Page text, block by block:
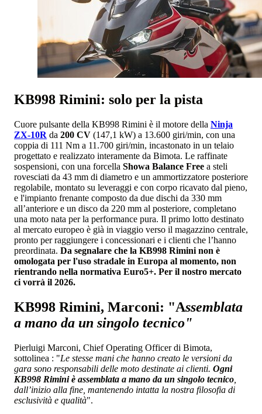
KB998 Rimini: solo per la pista
Cuore pulsante della KB998 Rimini è il motore della Ninja
ZX-10R da 200 CV (147,1 kW) a 13.600 giri/min, con una
coppia di 111 Nm a 11.700 giri/min, incastonato in un telaio
progettato e realizzato interamente da Bimota. Le raffinate
sospensioni, con una forcella Showa Balance Free a steli
rovesciati da 43 mm di diametro e un ammortizzatore posteriore
regolabile, montato su leveraggi e con corpo ricavato dal pieno,
e l'impianto frenante composto da due dischi da 330 mm
all’anteriore e un disco da 220 mm al posteriore, completano
una moto nata per la performance pura. Il primo lotto destinato
al mercato europeo è già in viaggio verso il magazzino centrale,
pronto per raggiungere i concessionari e i clienti che l’hanno
preordinata. Da segnalare che la KB998 Rimini non è
omologata per l'uso stradale in Europa al momento, non
rientrando nella normativa Euro5+. Per il nostro mercato
ci vorrà il 2026.
KB998 Rimini, Marconi: "Assemblata
a mano da un singolo tecnico"
Pierluigi Marconi, Chief Operating Officer di Bimota,
sottolinea : "Le stesse mani che hanno creato le versioni da
gara sono responsabili delle moto destinate ai clienti. Ogni
KB998 Rimini è assemblata a mano da un singolo tecnico
dall’inizio alla fine, mantenendo intatta la nostra filosofia di
esclusività e qualità".